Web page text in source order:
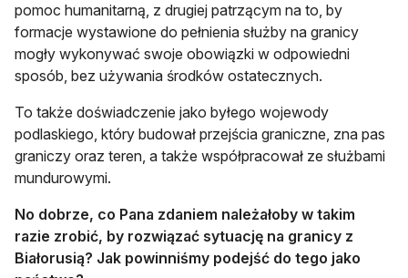
pomoc humanitarną, z drugiej patrzącym na to, by
formacje wystawione do pełnienia służby na granicy
mogły wykonywać swoje obowiązki w odpowiedni
sposób, bez używania środków ostatecznych.
To także doświadczenie jako byłego wojewody
podlaskiego, który budował przejścia graniczne, zna pas
graniczy oraz teren, a także współpracował ze służbami
mundurowymi.
No dobrze, co Pana zdaniem należałoby w takim
razie zrobić, by rozwiązać sytuację na granicy z
Białorusią? Jak powinniśmy podejść do tego jako